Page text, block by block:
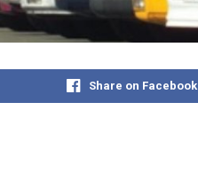
Share on Facebook